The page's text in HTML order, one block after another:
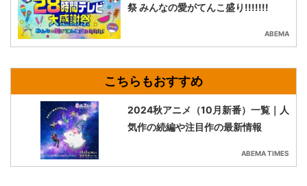
祭 みんなの愛がてんこ盛り!!!!!!!
ABEMA
2024秋アニメ（10月新番）一覧｜人
気作の続編や注目作の最新情報
ABEMA TIMES